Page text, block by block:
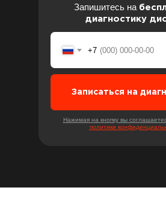
Запишитесь на
диагностику
+7
Записаться на
Нажимая на кнопку вы
политики